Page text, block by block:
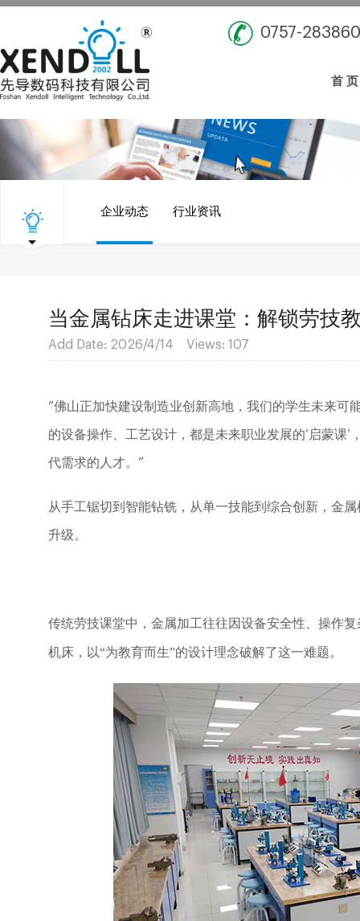
0757-
首 页
企业动态 行业资讯
当金属钻床走进课堂：解锁劳技
Add Date: 2026/4/14 Views: 107
“佛山正加快建设制造业创新高地，我们的学生未来可
的设备操作、工艺设计，都是未来职业发展的‘启蒙课
代需求的人才。”
从手工锯切到智能钻铣，从单一技能到综合创新，金
升级。
传统劳技课堂中，金属加工往往因设备安全性、操作
机床 ，以“为教育而生”的设计理念破解了这一难题。